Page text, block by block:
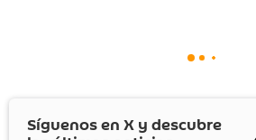
Síguenos en X y descubre